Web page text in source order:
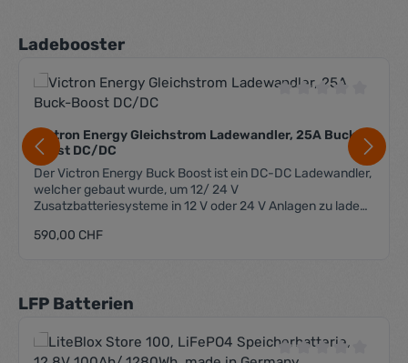
Produktgalerie überspringen
Ladebooster
Victron Energy Gleichstrom Ladewandler, 25A Buck-
Boost DC/DC
Der Victron Energy Buck Boost ist ein DC-DC Ladewandler,
welcher gebaut wurde, um 12/ 24 V
Zusatzbatteriesysteme in 12 V oder 24 V Anlagen zu laden.
geregelten Generatoren vorkommen können. Moderne
Ladewandler mit D+ Erkennung funktionieren schlecht
Ladespannung, ob der Motor bzw. der Generator "läuft" und
schaltet somit erst ein, wenn Strom produziert wird. Dies
Regulärer Preis:
590,00 CHF
Produktgalerie überspringen
LFP Batterien